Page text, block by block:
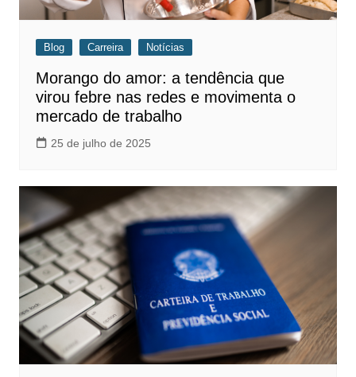
Blog Carreira Notícias
Morango do amor: a tendência que
virou febre nas redes e movimenta o
mercado de trabalho
25 de julho de 2025